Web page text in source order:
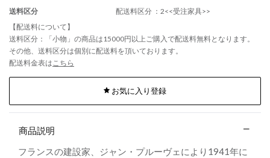
送料区分
配送料区分 ：2<<受注家具>>
【配送料について】
送料区分：「小物」の商品は15000円以上ご購入で配送料無料となります。
その他、送料区分は個別に配送料を頂いております。
配送料金表はこちら
お気に入り登録
商品説明
フランスの建設家、ジャン・プルーヴェにより1941年に